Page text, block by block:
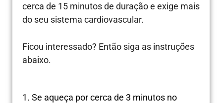
cerca de 15 minutos de duração e exige mais
do seu sistema cardiovascular.
Ficou interessado? Então siga as instruções
abaixo.
1. Se aqueça por cerca de 3 minutos no